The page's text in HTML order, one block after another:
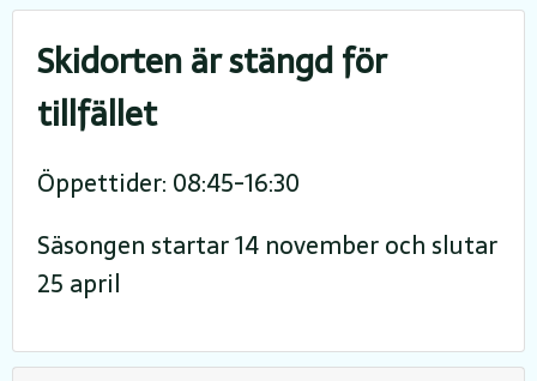
Skidorten är stängd för
tillfället
Öppettider: 08:45-16:30
Säsongen startar 14 november och slutar
25 april